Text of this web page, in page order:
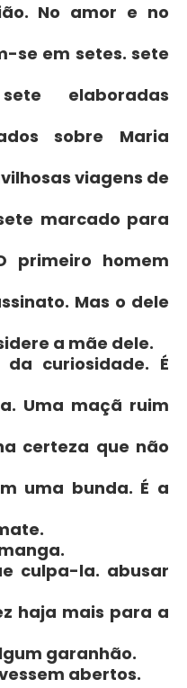
No amor e no
se em setes. sete
elaboradas
sobre Maria
viagens de
marcado para
primeiro homem
Mas o dele
a mãe dele.
curiosidade. É
Uma maçã ruim
certeza que não
uma bunda. É a
culpa-la. abusar
haja mais para a
garanhão.
abertos.